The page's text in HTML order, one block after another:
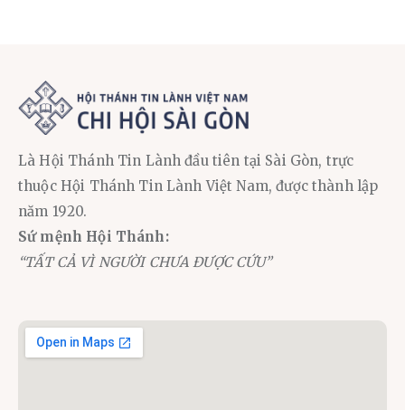
Là Hội Thánh Tin Lành đầu tiên tại Sài Gòn, trực
thuộc Hội Thánh Tin Lành Việt Nam, được thành lập
năm 1920.
Sứ mệnh Hội Thánh:
“TẤT CẢ VÌ NGƯỜI CHƯA ĐƯỢC CỨU”